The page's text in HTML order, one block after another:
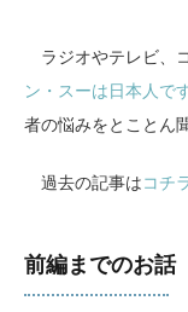
ラジオやテレビ、
ン・スーは日本人で
者の悩みをとことん
過去の記事は コチ
前編までのお話